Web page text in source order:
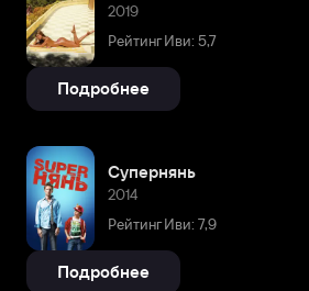
2019
Рейтинг Иви: 5,7
Подробнее
Супернянь
2014
Рейтинг Иви: 7,9
Подробнее